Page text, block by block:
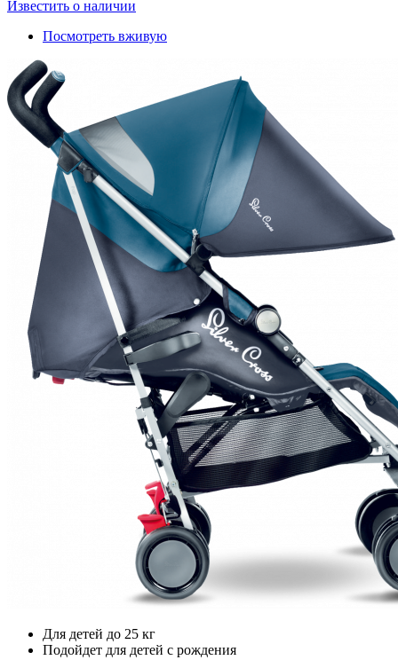
Известить о наличии
Посмотреть вживую
Для детей до 25 кг
Подойдет для детей с рождения